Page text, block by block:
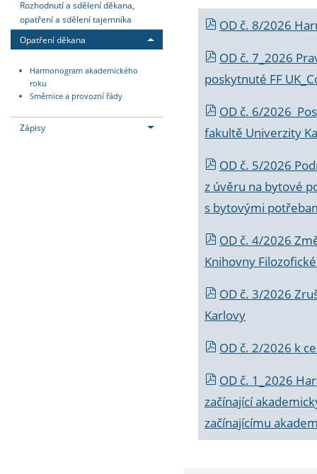
Rozhodnutí a sdělení děkana,
opatření a sdělení tajemníka
Opatření děkana
Harmonogram akademického
roku
Směrnice a provozní řády
Zápisy
OD č. 8/2026
OD č. 7_2026
poskytnuté FF
OD č. 6/2026
fakultě Univerzity
OD č. 5/2026
z úvěru na bytové
s bytovými
OD č. 4/2026
Knihovny
OD č. 3/2026
Karlovy
OD č. 2/2026 k
OD č. 1_2026
začínající
začínajícímu